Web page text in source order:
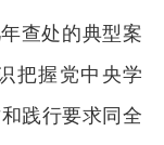
查处的典型案
把握党中央学
践行要求同全